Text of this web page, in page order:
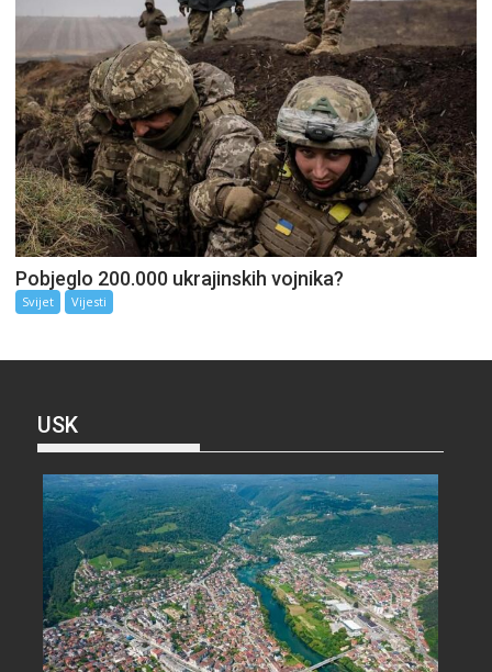
Pobjeglo 200.000 ukrajinskih vojnika?
Svijet Vijesti
USK